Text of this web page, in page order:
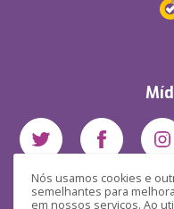
Nós usamos cookies e
semelhantes para
em nossos serviços. Ao